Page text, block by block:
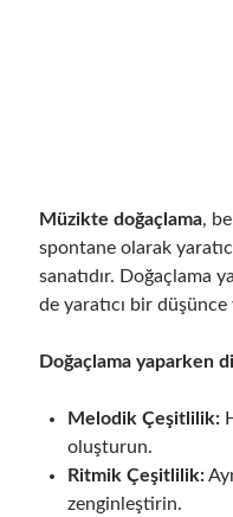
Müzikte doğaçlama,
spontane olarak
sanatıdır. Doğaçlama
de yaratıcı bir
Doğaçlama yaparken
Melodik Çeşitlilik:
oluşturun.
Ritmik Çeşitlilik:
zenginleştirin.